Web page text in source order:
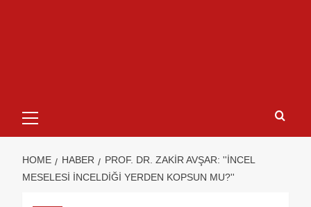
HOME HABER
PROF. DR. ZAKIR AVŞAR: ''İNCEL
MESELESI INCELDIĞI YERDEN KOPSUN MU?''